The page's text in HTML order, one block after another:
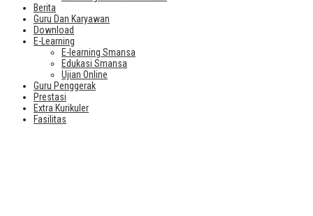
Berita
Guru Dan Karyawan
Download
E-Learning
E-learning Smansa
Edukasi Smansa
Ujian Online
Guru Penggerak
Prestasi
Extra Kurikuler
Fasilitas